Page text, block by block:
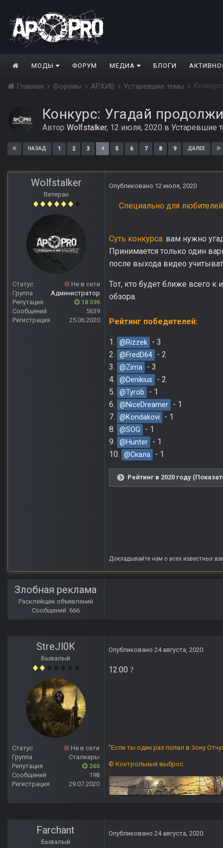
МОДЫ ФОРУМ МЕДИА БЛОГИ
Главная Форумы АРХИВ Устаревшие темы
Конкурс: Угадай
Автор Wolfstalker, 12 июля, 2020 в Устаревшие
НАЗАД 1 2 3 4 5 6 7 8 9 ДАЛЕЕ
Wolfstalker
Ветеран
Статус
Не в сети
Группа
Администратор
Репутация
18 596
Сообщений
5639
Регистрация
25.06.2020
Опубликовано 12 июля, 2020
Специально для
Суть конкурса: вам нужно
Принимается только один
после выхода видео
Тот, кто будет ближе всего к
обзора.
Рейтинг победителей:
1. @Rizzek - 3
2. @FredD64 - 2
3. @Zima - 3
4. @Denikius
- 2
5. @Tyrob
- 1
6. @NiceDreamer - 1
7. @Kondakovi
- 1
8. @SOG
- 1
9. @Hunter - 1
10. @Скала - 1
Рейтинг в 2020 году
Докладывайте нам о всех известных
Злобная реклама
Расклейщик объявлений
Сообщений: 666
StreJl0K
Бывалый
Статус
Не в сети
Группа
Сталкеры
Репутация
240
Сообщений
198
Регистрация
29.07.2020
Опубликовано 24 августа, 2020
12:00 ?
"Если ты один раз попал в Зону
© Контрольный выброс.
Farchant
Бывалый
Опубликовано 24 августа, 2020